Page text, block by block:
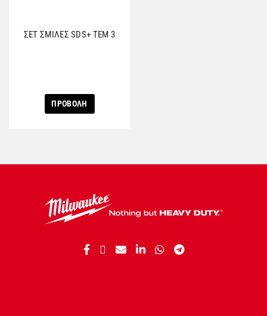
ΣΕΤ ΣΜΙΛΕΣ SDS+ ΤΕΜ 3
ΠΡΟΒΟΛΗ